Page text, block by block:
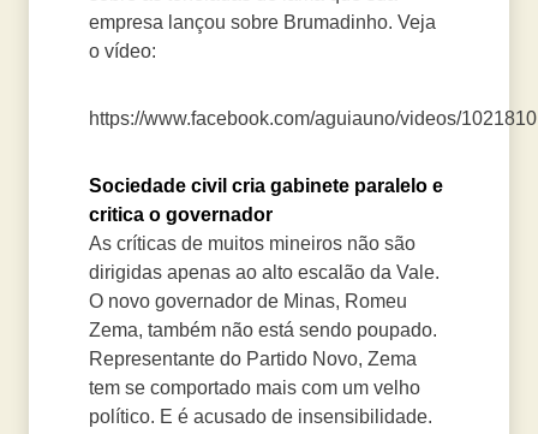
empresa lançou sobre Brumadinho. Veja
o vídeo:
https://www.facebook.com/aguiauno/videos/
Sociedade civil cria gabinete paralelo e
critica o governador
As críticas de muitos mineiros não são
dirigidas apenas ao alto escalão da Vale.
O novo governador de Minas, Romeu
Zema, também não está sendo poupado.
Representante do Partido Novo, Zema
tem se comportado mais com um velho
político. E é acusado de insensibilidade.